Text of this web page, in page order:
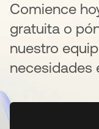
Comience
gratuita o
nuestro
necesidades